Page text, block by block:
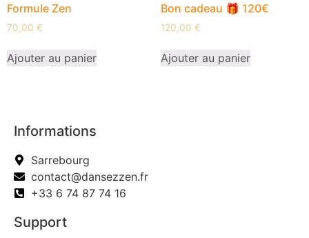
Formule Zen
70,00 €
Ajouter au panier
Bon cadeau 🎁 120€
120,00 €
Ajouter au panier
Informations
Sarrebourg
contact@dansezzen.fr
+33 6 74 87 74 16
Support